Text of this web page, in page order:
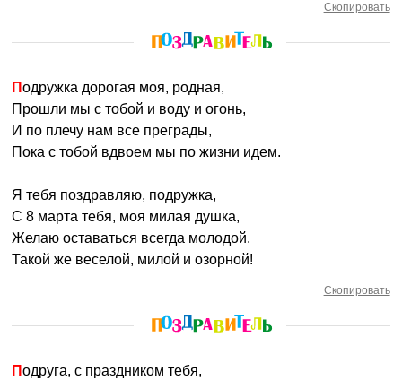
Скопировать
Подружка дорогая моя, родная,
Прошли мы с тобой и воду и огонь,
И по плечу нам все преграды,
Пока с тобой вдвоем мы по жизни идем.
Я тебя поздравляю, подружка,
С 8 марта тебя, моя милая душка,
Желаю оставаться всегда молодой.
Такой же веселой, милой и озорной!
Скопировать
Подруга, с праздником тебя,